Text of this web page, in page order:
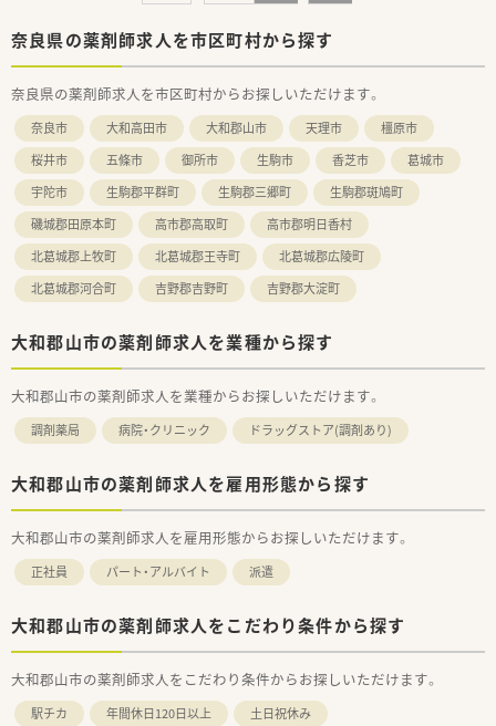
奈良県の薬剤師求人を市区町村から探す
奈良県の薬剤師求人を市区町村からお探しいただけます。
奈良市 大和高田市 大和郡山市 天理市
橿原市
桜井市
五條市 御所市 生駒市 香芝市
葛城市
宇陀市
生駒郡平群町 生駒郡三郷町
生駒郡斑鳩町
磯城郡田原本町
高市郡高取町
高市郡明日香村
北葛城郡上牧町
北葛城郡王寺町
北葛城郡広陵町
北葛城郡河合町
吉野郡吉野町 吉野郡大淀町
大和郡山市の薬剤師求人を業種から探す
大和郡山市の薬剤師求人を業種からお探しいただけます。
調剤薬局 病院・クリニック ドラッグストア(調剤あり)
大和郡山市の薬剤師求人を雇用形態から探す
大和郡山市の薬剤師求人を雇用形態からお探しいただけます。
正社員 パート・アルバイト 派遣
大和郡山市の薬剤師求人をこだわり条件から探す
大和郡山市の薬剤師求人をこだわり条件からお探しいただけます。
駅チカ 年間休日120日以上
土日祝休み